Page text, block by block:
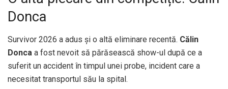
Donca
Survivor 2026 a adus și o altă eliminare recentă. Călin
Donca a fost nevoit să părăsească show-ul după ce a
suferit un accident în timpul unei probe, incident care a
necesitat transportul său la spital.